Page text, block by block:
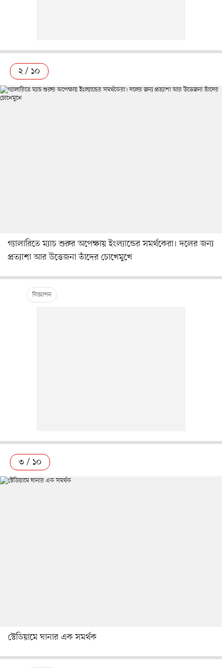
২ / ১০
গ্যালারিতে ম্যাচ শুরুর অপেক্ষায় ইংল্যান্ডের সমর্থকেরা। দলের জন্য
প্রত্যাশা আর উত্তেজনা তাঁদের চোখেমুখে
৩ / ১০
স্টেডিয়ামে ঘানার এক সমর্থক